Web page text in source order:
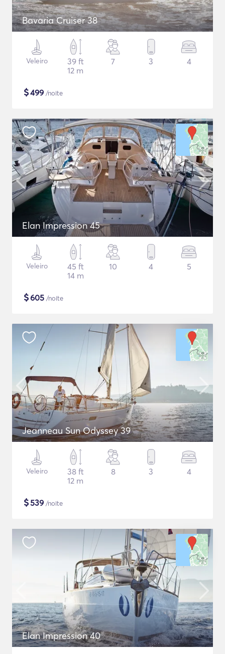
Bavaria Cruiser 38
Veleiro
39 ft
12 m
7 3 4
$499 /noite
Elan Impression 45
Veleiro
45 ft
14 m
10 4 5
$605 /noite
Jeanneau Sun Odyssey 39
Veleiro
38 ft
12 m
8 3 4
$539 /noite
Elan Impression 40